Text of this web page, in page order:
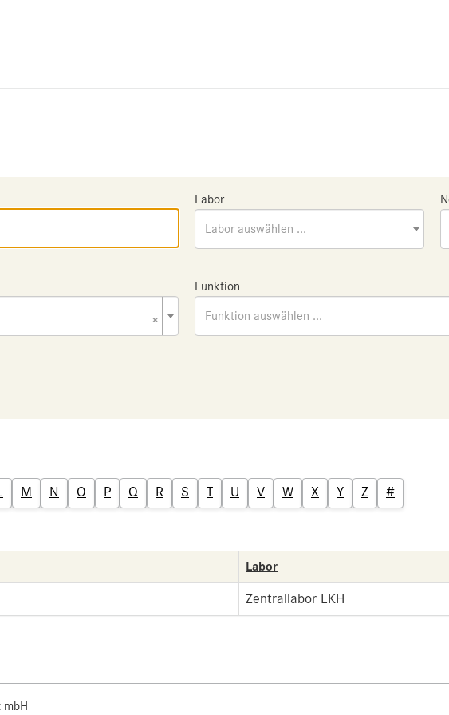
Labor
Labor auswählen ...
×
Funktion
Funktion auswählen ...
M N O P Q R S T U V W X Y Z #
Labor
Zentrallabor LKH